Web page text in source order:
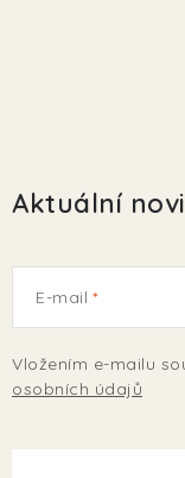
Aktuální
E-mail
Vložením e-mailu
osobních údajů